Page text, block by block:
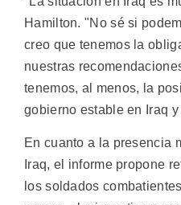
Hamilton. "No sé si
creo que tenemos la
nuestras
tenemos, al menos, la
gobierno estable en Iraq
En cuanto a la presencia
Iraq, el informe propone
los soldados